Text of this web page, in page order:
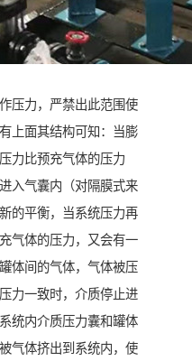
压力，严禁出此范围使
上面其结构可知：当膨
力比预充气体的压力
入气囊内（对隔膜式来
的平衡，当系统压力再
气体的压力，又会有一
体间的气体，气体被压
力一致时，介质停止进
统内介质压力囊和罐体
气体挤出到系统内，使